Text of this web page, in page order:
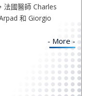
國醫師 Charles
和 Giorgio
- More -